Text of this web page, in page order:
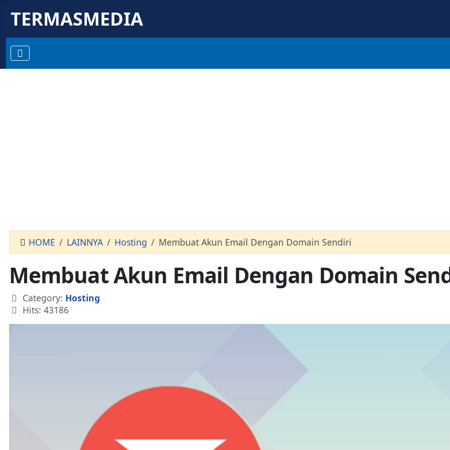
TERMASMEDIA
HOME LAINNYA Hosting Membuat Akun Email Dengan Domain Sendiri
Membuat Akun Email Dengan Domain
Details
Category: Hosting
Hits: 43186